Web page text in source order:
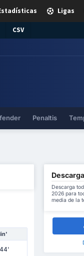
Ligas
CSV
Penaltis
Descarga
2026 para
media de la